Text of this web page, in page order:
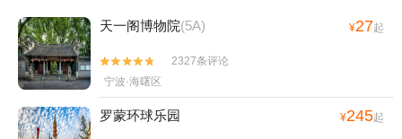
天一阁博物院(5A) ¥27起


2327条评论
宁波·海曙区
罗蒙环球乐园 ¥245起